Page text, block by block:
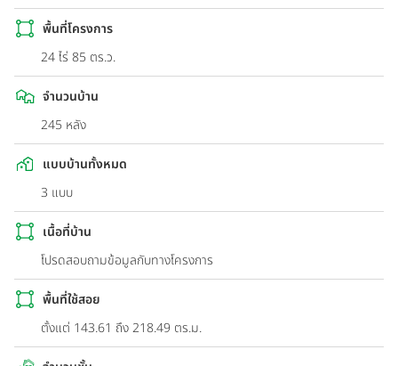
พื้นที่โครงการ
24 ไร่ 85 ตร.ว.
จำนวนบ้าน
245 หลัง
แบบบ้านทั้งหมด
3 แบบ
เนื้อที่บ้าน
โปรดสอบถามข้อมูลกับทางโครงการ
พื้นที่ใช้สอย
ตั้งแต่ 143.61 ถึง 218.49 ตร.ม.